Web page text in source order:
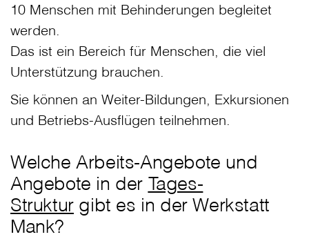
10 Menschen mit Behinderungen begleitet
werden.
Das ist ein Bereich für Menschen, die viel
Unterstützung brauchen.
Sie können an Weiter-Bildungen, Exkursionen
und Betriebs-Ausflügen teilnehmen.
Welche Arbeits-Angebote und
Angebote in der Tages-
Strukturgibt es in der Werkstatt
Mank?